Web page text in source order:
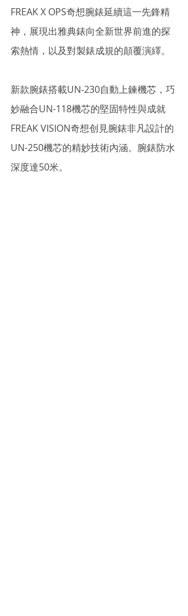
FREAK X OPS奇想腕錶延續這一先鋒精
神，展現出雅典錶向全新世界前進的探
索熱情，以及對製錶成規的顛覆演繹。
新款腕錶搭載UN-230自動上鍊機芯，巧
妙融合UN-118機芯的堅固特性與成就
FREAK VISION奇想创見腕錶非凡設計的
UN-250機芯的精妙技術內涵。腕錶防水
深度達50米。